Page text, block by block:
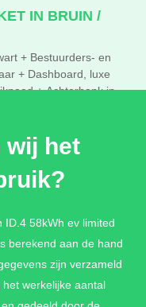
IN BRUIN /
+ Bestuurders- en
+ Dashboard, luxe
+ Achterbank in
interieur (30
PLUS IN BRUIN
verwarmbaar en
wij het
ID.4 58kWh ev limited
berekend aan de hand
zijn verzameld
werkelijke aantal